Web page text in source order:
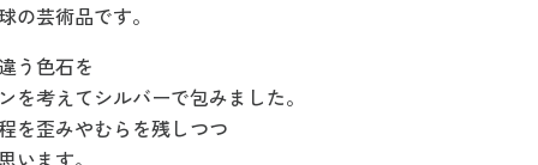
の芸術品です。
う色石を
を考えてシルバーで包みました。
を歪みやむらを残しつつ
います。